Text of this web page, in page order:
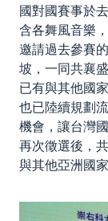
國對國賽事於
含各舞風音樂
邀請過去參賽
坡，一同共襄
已有與其他國
也已陸續規劃
機會，讓台灣
再次徵選後，
與其他亞洲國家